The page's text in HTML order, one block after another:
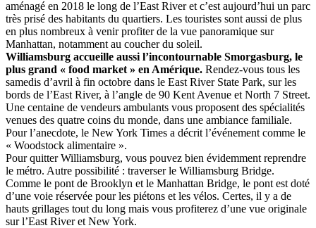
aménagé en 2018 le long de l’East River et c’est aujourd’hui un parc
très prisé des habitants du quartiers. Les touristes sont aussi de plus
en plus nombreux à venir profiter de la vue panoramique sur
Manhattan, notamment au coucher du soleil.
Williamsburg accueille aussi l’incontournable Smorgasburg, le
plus grand « food market » en Amérique. Rendez-vous tous les
samedis d’avril à fin octobre dans le East River State Park, sur les
bords de l’East River, à l’angle de 90 Kent Avenue et North 7 Street.
Une centaine de vendeurs ambulants vous proposent des spécialités
venues des quatre coins du monde, dans une ambiance familiale.
Pour l’anecdote, le New York Times a décrit l’événement comme le
« Woodstock alimentaire ».
Pour quitter Williamsburg, vous pouvez bien évidemment reprendre
le métro. Autre possibilité : traverser le Williamsburg Bridge.
Comme le pont de Brooklyn et le Manhattan Bridge, le pont est doté
d’une voie réservée pour les piétons et les vélos. Certes, il y a de
hauts grillages tout du long mais vous profiterez d’une vue originale
sur l’East River et New York.